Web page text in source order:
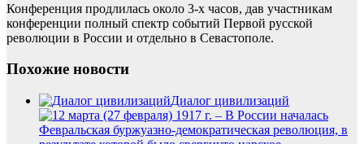
Конференция продлилась около 3-х часов, дав участникам
конференции полный спектр событий Первой русской
революции в России и отдельно в Севастополе.
Похожие новости
Диалог цивилизаций